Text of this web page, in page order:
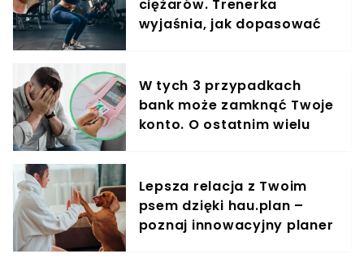
ciężarów. Trenerka
wyjaśnia, jak dopasować
W tych 3 przypadkach
bank może zamknąć Twoje
konto. O ostatnim wielu
Lepsza relacja z Twoim
psem dzięki hau.plan –
poznaj innowacyjny planer